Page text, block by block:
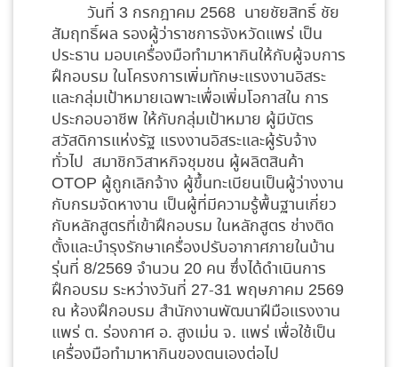
วันที่ 3 กรกฎาคม 2568 นายชัยสิทธิ์ ชัย
สัมฤทธิ์ผล รองผู้ว่าราชการจังหวัดแพร่ เป็น
ประธาน มอบเครื่องมือทำมาหากินให้กับผู้จบการ
ฝึกอบรม ในโครงการเพิ่มทักษะแรงงานอิสระ
และกลุ่มเป้าหมายเฉพาะเพื่อเพิ่มโอกาสใน การ
ประกอบอาชีพ ให้กับกลุ่มเป้าหมาย ผู้มีบัตร
สวัสดิการแห่งรัฐ แรงงานอิสระและผู้รับจ้าง
ทั่วไป สมาชิกวิสาหกิจชุมชน ผู้ผลิตสินค้า
OTOP ผู้ถูกเลิกจ้าง ผู้ขึ้นทะเบียนเป็นผู้ว่างงาน
กับกรมจัดหางาน เป็นผู้ที่มีความรู้พื้นฐานเกี่ยว
กับหลักสูตรที่เข้าฝึกอบรม ในหลักสูตร ช่างติด
ตั้งและบำรุงรักษาเครื่องปรับอากาศภายในบ้าน
รุ่นที่ 8/2569 จำนวน 20 คน ซึ่งได้ดำเนินการ
ฝึกอบรม ระหว่างวันที่ 27-31 พฤษภาคม 2569
ณ ห้องฝึกอบรม สำนักงานพัฒนาฝีมือแรงงาน
แพร่ ต. ร่องกาศ อ. สูงเม่น จ. แพร่ เพื่อใช้เป็น
เครื่องมือทำมาหากินของตนเองต่อไป